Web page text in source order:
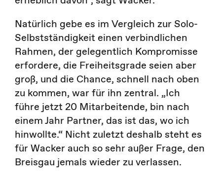
Natürlich gebe es im Vergleich zur Solo-
Selbstständigkeit einen verbindlichen
Rahmen, der gelegentlich Kompromisse
erfordere, die Freiheitsgrade seien aber
groß, und die Chance, schnell nach oben
zu kommen, war für ihn zentral. „Ich
führe jetzt 20 Mitarbeitende, bin nach
einem Jahr Partner, das ist das, wo ich
hinwollte.“ Nicht zuletzt deshalb steht es
für Wacker auch so sehr außer Frage, den
Breisgau jemals wieder zu verlassen.